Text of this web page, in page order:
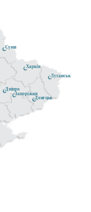
Донецьк
Луганськ
Дніпро
Суми
Запоріжжя
Харків